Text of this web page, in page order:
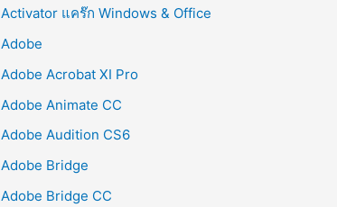
Activator แคร๊ก Windows & Office
Adobe
Adobe Acrobat XI Pro
Adobe Animate CC
Adobe Audition CS6
Adobe Bridge
Adobe Bridge CC